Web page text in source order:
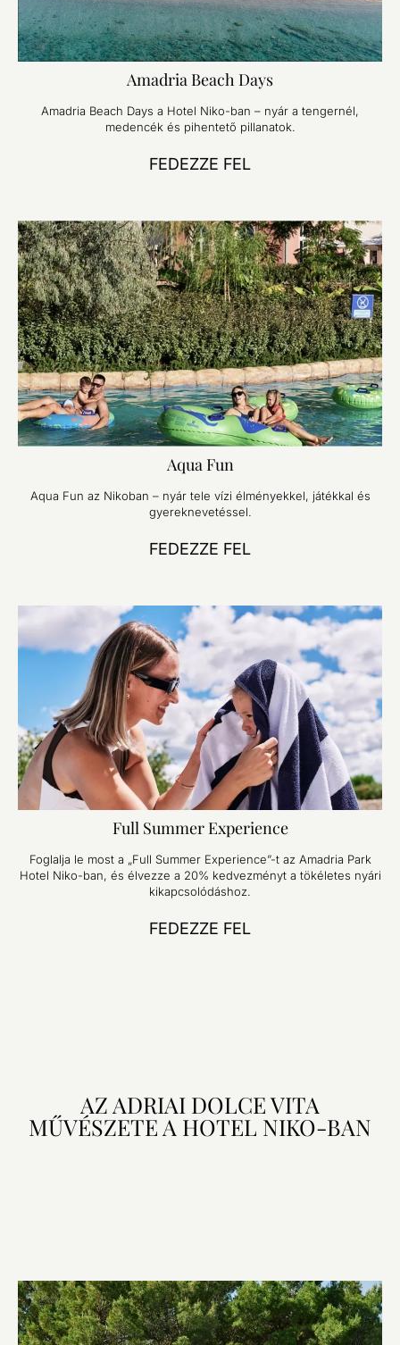
Amadria Beach Days
Amadria Beach Days a Hotel Niko-ban – nyár a tengernél,
medencék és pihentető pillanatok.
FEDEZZE FEL
Aqua Fun
Aqua Fun az Nikoban – nyár tele vízi élményekkel, játékkal és
gyereknevetéssel.
FEDEZZE FEL
Full Summer Experience
Foglalja le most a „Full Summer Experience”-t az Amadria Park
Hotel Niko-ban, és élvezze a 20% kedvezményt a tökéletes nyári
kikapcsolódáshoz.
FEDEZZE FEL
AZ ADRIAI DOLCE VITA
MŰVÉSZETE A HOTEL NIKO-BAN